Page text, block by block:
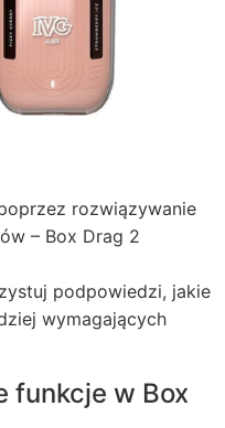
rozwiązywanie
– Box Drag 2
podpowiedzi, jakie
wymagających
funkcje w Box